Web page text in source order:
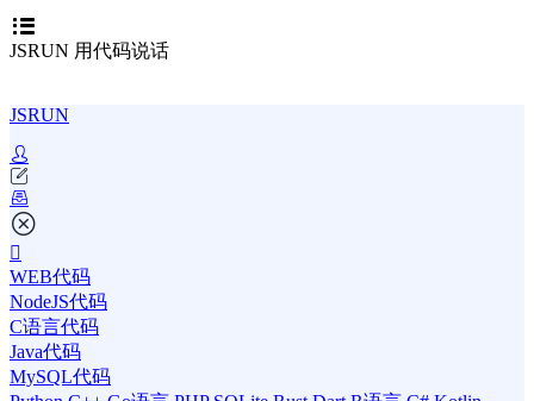
JSRUN 用代码说话
JSRUN
WEB代码
NodeJS代码
C语言代码
Java代码
MySQL代码